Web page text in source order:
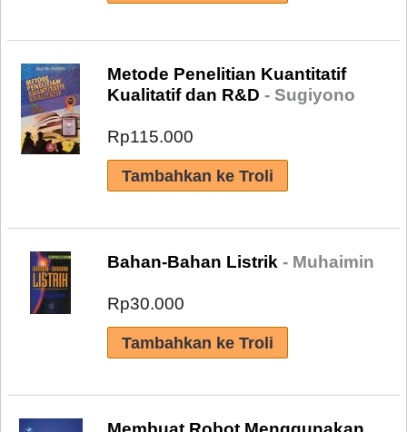
Metode Penelitian Kuantitatif
Kualitatif dan R&D - Sugiyono
Rp115.000
Bahan-Bahan Listrik - Muhaimin
Rp30.000